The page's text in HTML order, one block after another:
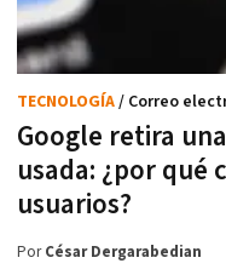
Google retira
usada: ¿por qué
usuarios?
TECNOLOGÍA/ Correo
PorCésar Dergarabedian